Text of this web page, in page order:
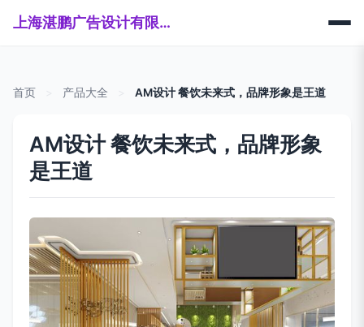
上海湛鹏广告设计有限公司
首页 产品大全 AM设计 餐饮未来式，品牌形象是王道
AM设计 餐饮未来式，品牌形象
是王道